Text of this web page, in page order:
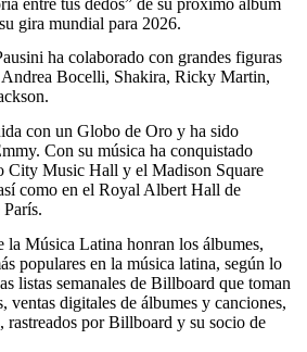
gira mundial para 2026.
ha colaborado con grandes figuras
Bocelli, Shakira, Ricky Martin,
con un Globo de Oro y ha sido
Con su música ha conquistado
City Music Hall y el Madison Square
como en el Royal Albert Hall de
Música Latina honran los álbumes,
populares en la música latina, según lo
listas semanales de Billboard que toman
ventas digitales de álbumes y canciones,
rastreados por Billboard y su socio de